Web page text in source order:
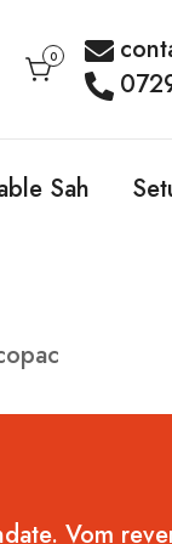
0
Sah
Vom